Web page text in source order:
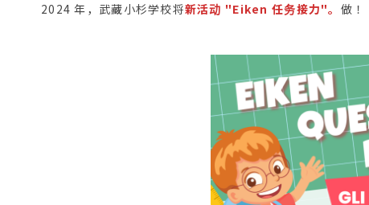
2024 年，武藏小杉学校将新活动 "Eiken 任务接力"。 做！